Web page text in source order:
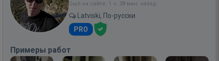
Был на сайте: 1 ч. 38 мин. назад
Latviski, По-русски
PRO
Примеры работ